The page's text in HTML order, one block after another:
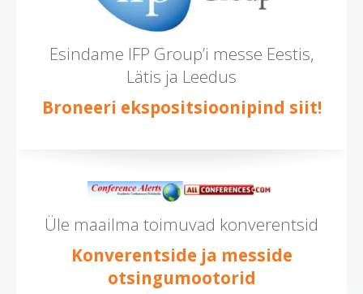
Esindame IFP Group’i messe Eestis,
Lätis ja Leedus
Broneeri ekspositsioonipind siit!
Üle maailma toimuvad konverentsid
Konverentside ja messide
otsingumootorid